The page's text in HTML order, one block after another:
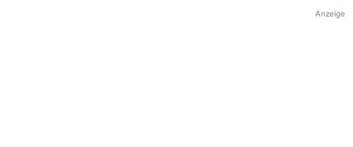
Anzeige